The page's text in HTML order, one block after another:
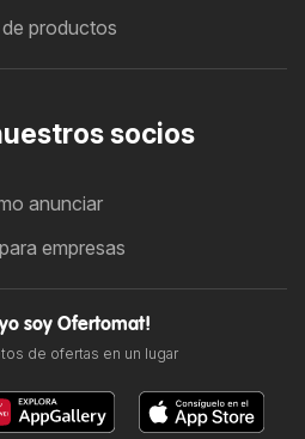
productos
socios
anunciar
empresas
soy Ofertomat!
de ofertas en un lugar